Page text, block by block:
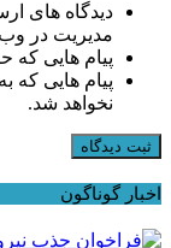
دیدگاه های
مدیریت در
پیام هایی که
پیام هایی که
نخواهد شد.
ثبت دیدگاه
اخبار گوناگون